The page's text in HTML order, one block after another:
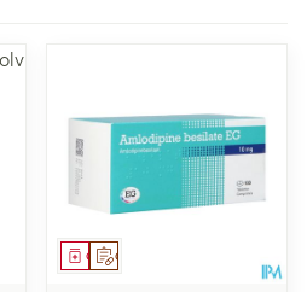
Op voorschrift
Geneesmiddel